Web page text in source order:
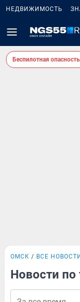
НЕДВИЖИМОСТЬ
Беспилотная опасность
ОМСК ВСЕ НОВОСТИ
Новости по